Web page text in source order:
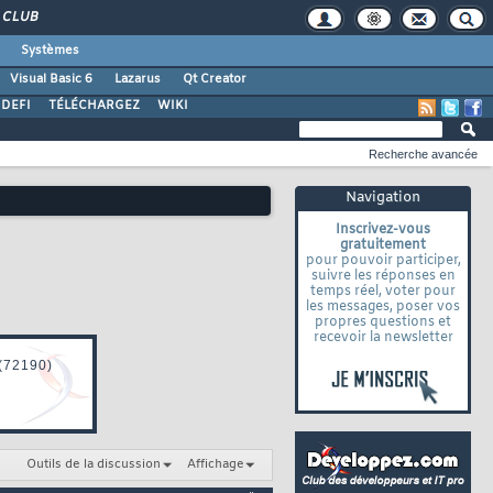
CLUB
Systèmes
Visual Basic 6
Lazarus
Qt Creator
DEFI
TÉLÉCHARGEZ WIKI
Navigation
Inscrivez-vous
gratuitement
pour pouvoir participer,
suivre les réponses en
temps réel, voter pour
les messages, poser vos
propres questions et
recevoir la newsletter
Recherche avancée
Outils de la discussion Affichage